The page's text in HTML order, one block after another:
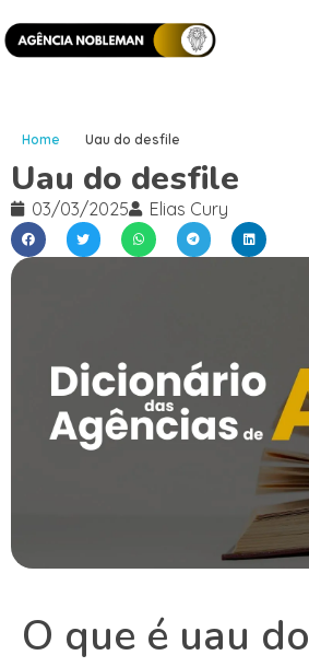
Home Uau do desfile
Uau do desfile
03/03/2025 Elias Cury
O que é uau do